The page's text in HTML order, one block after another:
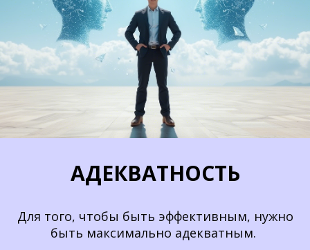
АДЕКВАТНОСТЬ
Для того, чтобы быть эффективным, нужно
быть максимально адекватным.